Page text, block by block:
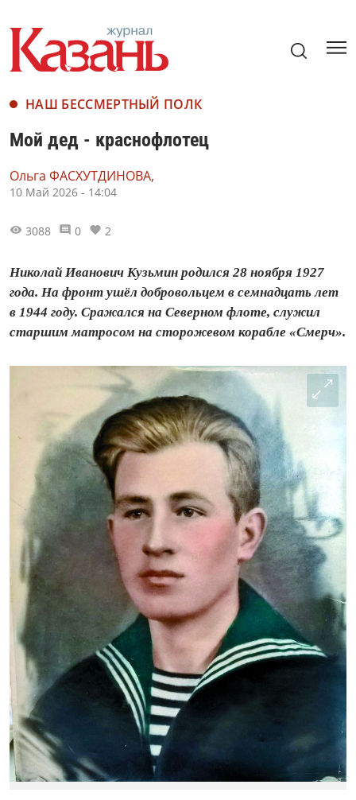
НАШ БЕССМЕРТНЫЙ ПОЛК
Мой дед - краснофлотец
Ольга ФАСХУТДИНОВА,
10 Май 2026 - 14:04
3088 0 2
Николай Иванович Кузьмин родился 28 ноября 1927
года. На фронт ушёл добровольцем в семнадцать лет
в 1944 году. Сражался на Северном флоте, служил
старшим матросом на сторожевом корабле «Смерч».